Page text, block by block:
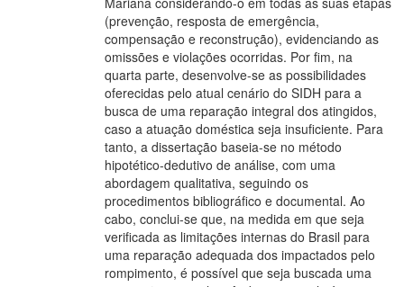
(prevenção, resposta de emergência,
compensação e reconstrução), evidenciando as
omissões e violações ocorridas. Por fim, na
quarta parte, desenvolve-se as possibilidades
oferecidas pelo atual cenário do SIDH para a
busca de uma reparação integral dos atingidos,
caso a atuação doméstica seja insuficiente. Para
tanto, a dissertação baseia-se no método
hipotético-dedutivo de análise, com uma
abordagem qualitativa, seguindo os
procedimentos bibliográfico e documental. Ao
cabo, conclui-se que, na medida em que seja
verificada as limitações internas do Brasil para
uma reparação adequada dos impactados pelo
rompimento, é possível que seja buscada uma